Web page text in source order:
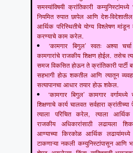
समस्यांविषयी क्रांतिकारी कम्युनिस्टांमध्ये
नियमित रुपात छापेल आणि देश-
आर्थिक परिस्थितीचे योग्य विश्लेषण मांडून
करण्याचे काम करेल.
‘कामगार बिगुल’ स्वतः अश्या
कामगारांचे राजकीय शिक्षण होईल. तसेच
समज विकसित होऊन ते क्रांतिकारी पार्टी
सहभागी होऊ शकतील आणि त्यातून
सत्यापानचा आधार तयार होऊ शकेल.
‘कामगार बिगुल’ कामगार
शिक्षणाचे कार्य चालवत सर्वहारा क्रांतीच्या
त्याला परिचित करेल, त्याला आर्थिक
राजकीय अधिकारांसाठी लढायला
आण्याच्या किरकोळ आर्थिक लढायांमध्ये
टाकणाऱ्या नकली कम्युनिस्टांपासून आणि